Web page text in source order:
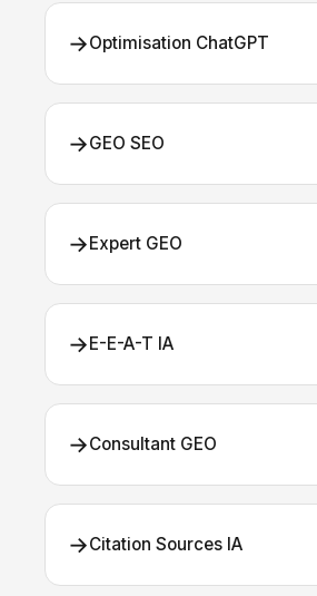
→Optimisation ChatGPT
→GEO SEO
→Expert GEO
→E-E-A-T IA
→Consultant GEO
→Citation Sources IA